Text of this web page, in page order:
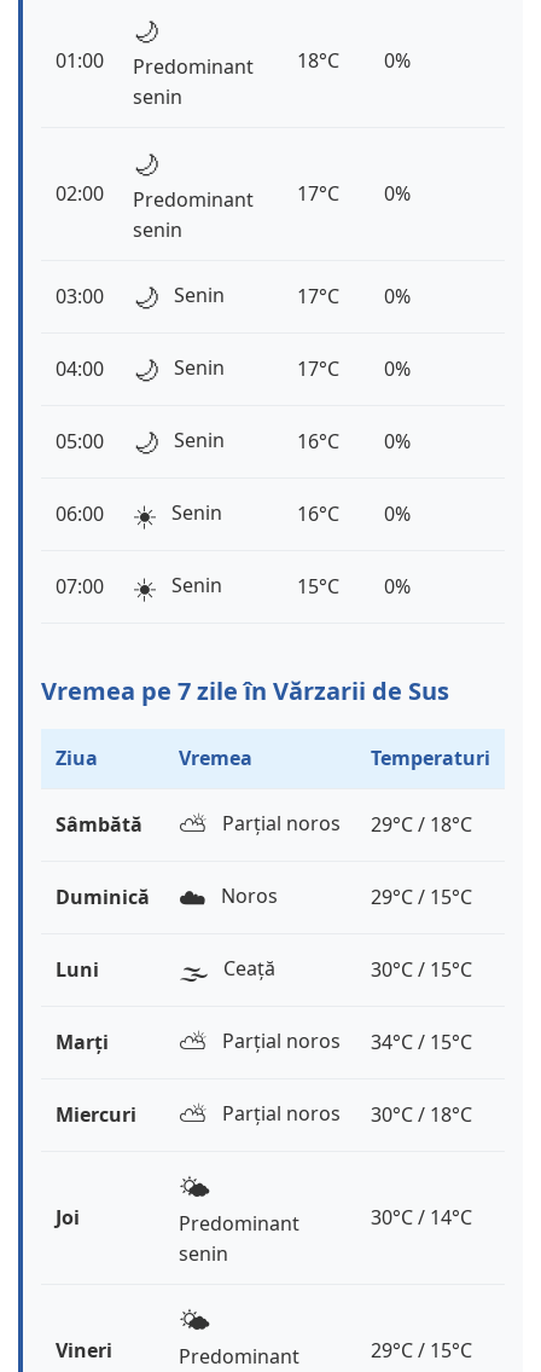
01:00
🌙
Predominant
senin
18°C 0%
02:00
🌙
Predominant
senin
17°C 0%
03:00 🌙 Senin 17°C 0%
04:00 🌙 Senin 17°C 0%
05:00 🌙 Senin 16°C 0%
06:00 ☀️ Senin 16°C 0%
07:00 ☀️ Senin 15°C 0%
Vremea pe 7 zile în Vărzarii de Sus
Ziua Vremea Temperaturi
Sâmbătă ⛅️ Parțial noros 29°C / 18°C
Duminică ☁️ Noros 29°C / 15°C
Luni 🌫️ Ceață 30°C / 15°C
Marți ⛅️ Parțial noros 34°C / 15°C
Miercuri ⛅️ Parțial noros 30°C / 18°C
Joi
🌤️
Predominant
senin
30°C / 14°C
Vineri
🌤️
Predominant
29°C / 15°C